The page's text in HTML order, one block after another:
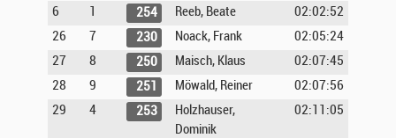
6 1 254 Reeb, Beate
02:02:52
26
7 230 Noack, Frank
02:05:24
27
8 250 Maisch, Klaus
02:07:45
28
9 251 Möwald, Reiner
02:07:56
29
4 253
Holzhauser,
Dominik
02:11:05